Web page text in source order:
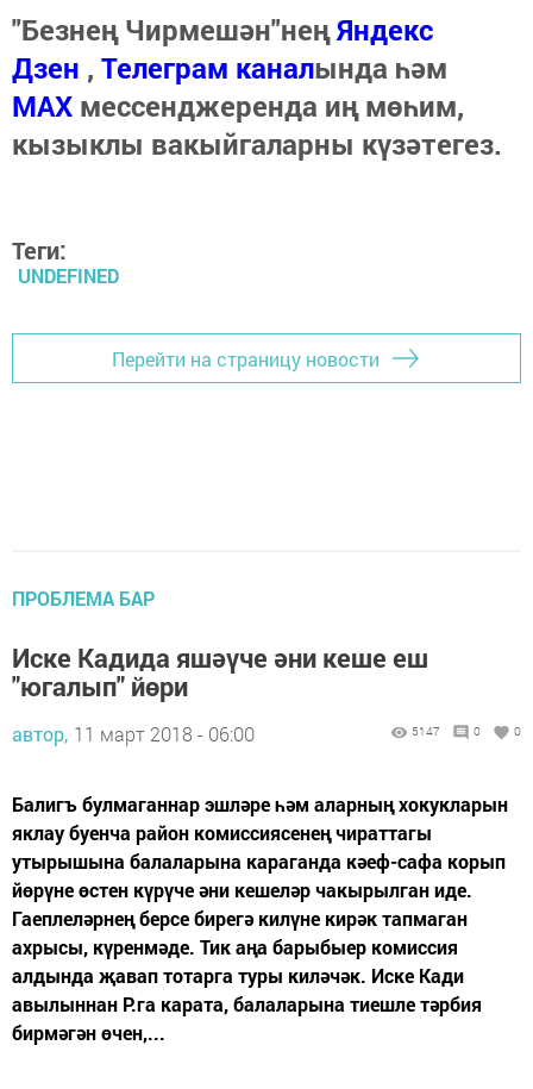
"Безнең Чирмешән"неңЯндекс
Дзен , Телеграм каналында һәм
МАХ мессенджеренда иң мөһим,
кызыклы вакыйгаларны күзәтегез.
Теги:
UNDEFINED
Перейти на страницу новости
ПРОБЛЕМА БАР
Иске Кадида яшәүче әни кеше еш
"югалып" йөри
автор, 11 март 2018 - 06:00 5147 0 0
Балигъ булмаганнар эшләре һәм аларның хокукларын
яклау буенча район комиссиясенең чираттагы
утырышына балаларына караганда кәеф-сафа корып
йөрүне өстен күрүче әни кешеләр чакырылган иде.
Гаеплеләрнең берсе бирегә килүне кирәк тапмаган
ахрысы, күренмәде. Тик аңа барыбыер комиссия
алдында җавап тотарга туры киләчәк. Иске Кади
авылыннан Р.га карата, балаларына тиешле тәрбия
бирмәгән өчен,...